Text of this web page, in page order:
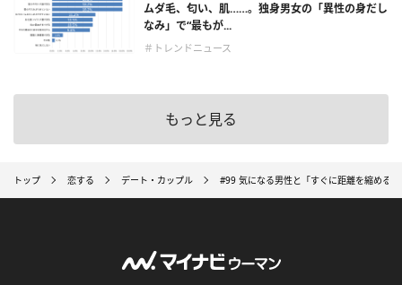
ムダ毛、匂い、肌……。独身男女の「異性の身だし
なみ」で“最もが...
＃トレンドニュース
もっと見る
トップ 恋する デート・カップル #99 気になる男性と「すぐに距離を縮める